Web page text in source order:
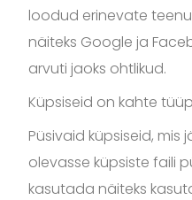
loodud erinevate
näiteks Google ja
arvuti jaoks ohtlikud.
Küpsiseid on kahte
Püsivaid küpsiseid,
olevasse küpsiste faili
kasutada näiteks